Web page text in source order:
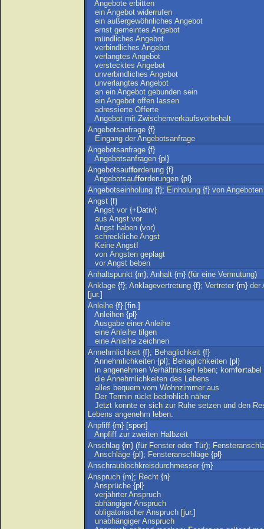
Angebote erbitten
ein Angebot widerrufen
ein außergewöhnliches Angebot
ernst gemeintes Angebot
mündliches Angebot
verbindliches Angebot
verlangtes Angebot
verstecktes Angebot
unverbindliches Angebot
unverlangtes Angebot
an ein Angebot gebunden sein
ein Angebot offen lassen
adressierte Offerte
Angebot mit Zwischenverkaufsvorbehalt
Angebotsanfrage {f}
Eingang der Angebotsanfrage
Angebotsanfrage {f}
Angebotsanfragen {pl}
Angebotsaufforderung {f}
Angebotsaufforderungen {pl}
Angebotseinholung {f}; Einholung {f} von Angeboten
Angst {f}
Angst vor {+Dativ}
aus Angst vor
Angst haben (vor)
schreckliche Angst
Keine Angst!
von Ängsten geplagt
vor Angst beben
Anhaltspunkt {m}; Anhalt {m} (für eine Vermutung)
Anklage {f}; Anklagevertretung {f}; Vertreter {m} der
[jur.]
Anleihe {f} [fin.]
Anleihen {pl}
Ausgabe einer Anleihe
eine Anleihe tilgen
eine Anleihe zeichnen
Annehmlichkeit {f}; Behaglichkeit {f}
Annehmlichkeiten {pl}; Behaglichkeiten {pl}
in angenehmen Verhältnissen leben; komfortabel
die Annehmlichkeiten des Lebens
alles bequem vom Wohnzimmer aus
Der Termin rückt bedrohlich näher
Jetzt konnte er sich zur Ruhe setzen und den
Lebens angenehm leben.
Anpfiff {m} [sport]
Anpfiff zur zweiten Halbzeit
Anschlag {m} (für Fenster oder Tür);
Anschläge {pl}; Fensteranschläge {pl}
Anschraublochkreisdurchmesser {m}
Anspruch {m}; Recht {n}
Ansprüche {pl}
verjährter Anspruch
abhängiger Anspruch
obligatorischer Anspruch [jur.]
unabhängiger Anspruch